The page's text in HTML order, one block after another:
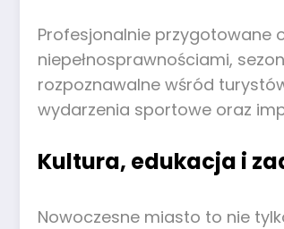
Profesjonalnie przygotowane
niepełnosprawnościami,
rozpoznawalne wśród
wydarzenia sportowe oraz
Kultura, edukacja i
Nowoczesne miasto to nie